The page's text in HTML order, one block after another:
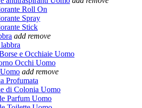
Roll On
Spray
Stick
add remove
e Occhiaie Uomo
Occhi Uomo
add remove
Profumata
di Colonia Uomo
Parfum Uomo